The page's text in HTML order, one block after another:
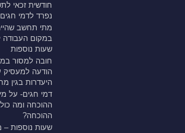
חודשית זכאי
נפרד לדמי חגים
מתי תחשב
במקום העבודה
שעות נוספות
חובה למסור
הודעה למעסיק
היעדרות בגין
דמי חגים- על
ההוכחה ומה
ההוכחה?
שעות נוספות –